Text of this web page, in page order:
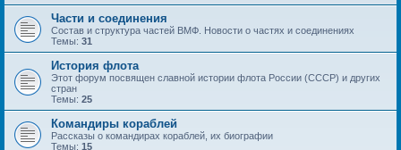
Части и соединения
Состав и структура частей ВМФ. Новости о частях и соединениях
Темы: 31
История флота
Этот форум посвящен славной истории флота России (СССР) и других
стран
Темы: 25
Командиры кораблей
Рассказы о командирах кораблей, их биографии
Темы: 15